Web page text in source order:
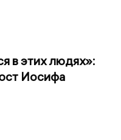
в этих людях»:
Иосифа